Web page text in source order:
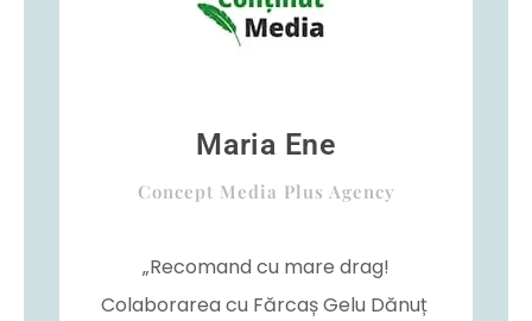
Maria Ene
Concept Media Plus Agency
„Recomand cu mare drag!
Colaborarea cu Fărcaș Gelu Dănuț